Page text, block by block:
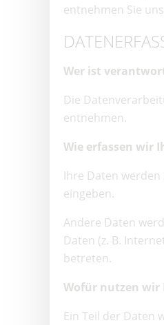
entnehmen Sie
Wer ist
Die
entnehmen.
Wie erfassen wir
Ihre Daten
eingeben.
Andere Daten
Daten (z. B.
betreten.
Wofür nutzen wir
Ein Teil der Daten